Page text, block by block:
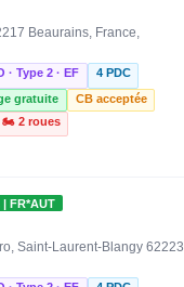
Beaurains, France,
· Type 2 · EF 4 PDC
gratuite
CB acceptée
🏍️ 2 roues
| FR*AUT
Saint-Laurent-Blangy 62223